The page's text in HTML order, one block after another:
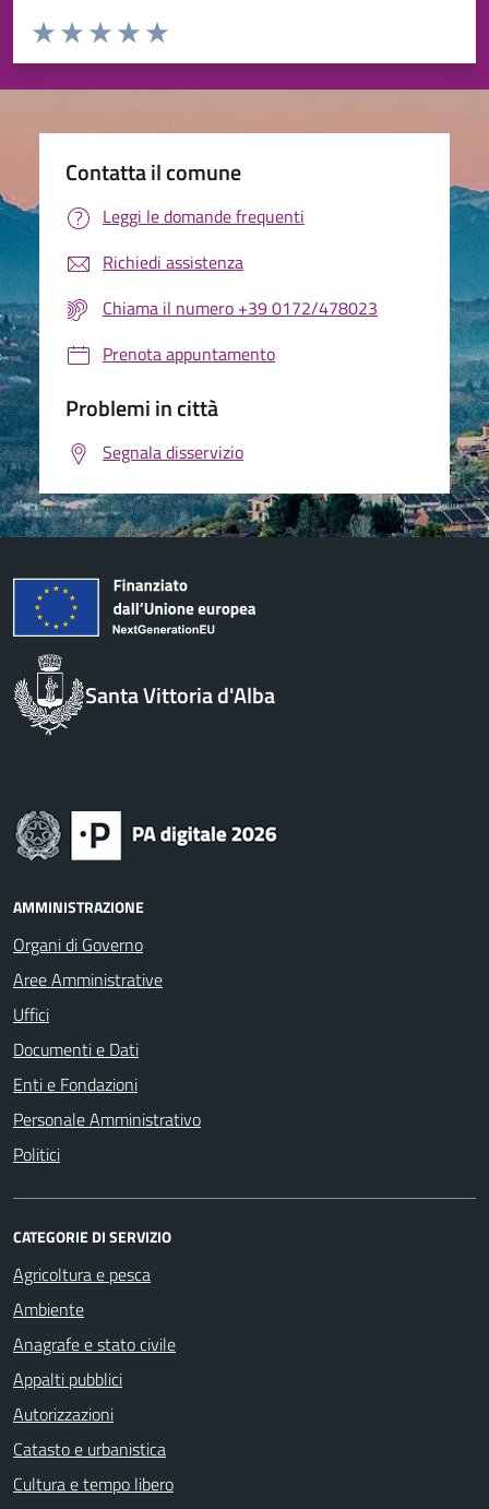
Valuta da 1 a 5 stelle la pagina
Valuta 5 stelle su 5
Valuta 4 stelle su 5
Valuta 3 stelle su 5
Valuta 2 stelle su 5
Valuta 1 stelle su 5
Contatta il comune
Leggi le domande frequenti
Richiedi assistenza
Chiama il numero +39 0172/478023
Prenota appuntamento
Problemi in città
Segnala disservizio
Santa Vittoria d'Alba
AMMINISTRAZIONE
Organi di Governo
Aree Amministrative
Uffici
Documenti e Dati
Enti e Fondazioni
Personale Amministrativo
Politici
CATEGORIE DI SERVIZIO
Agricoltura e pesca
Ambiente
Anagrafe e stato civile
Appalti pubblici
Autorizzazioni
Catasto e urbanistica
Cultura e tempo libero